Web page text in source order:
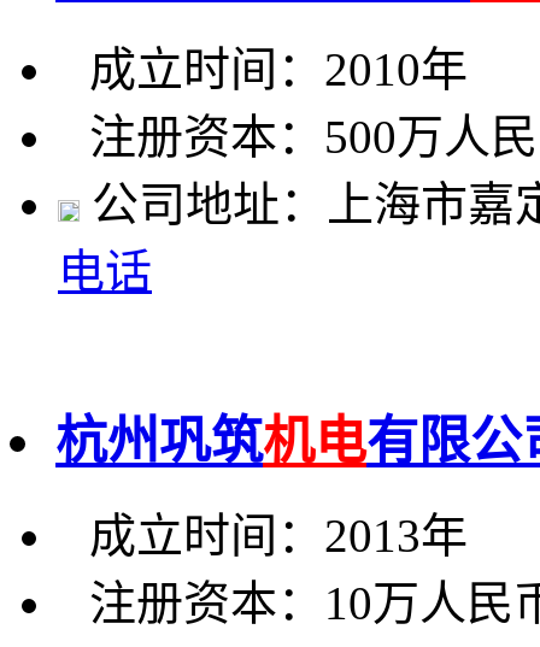
成立时间：2010年
注册资本：500万人
公司地址：上海市嘉
电话
杭州巩筑机电有限公
成立时间：2013年
注册资本：10万人民